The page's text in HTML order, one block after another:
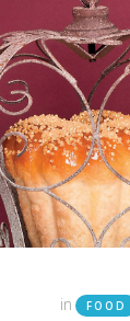
in FOOD